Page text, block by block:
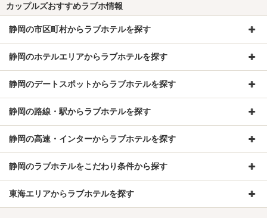
カップルズおすすめラブホ情報
静岡の市区町村からラブホテルを探す
静岡のホテルエリアからラブホテルを探す
静岡のデートスポットからラブホテルを探す
静岡の路線・駅からラブホテルを探す
静岡の高速・インターからラブホテルを探す
静岡のラブホテルをこだわり条件から探す
東海エリアからラブホテルを探す